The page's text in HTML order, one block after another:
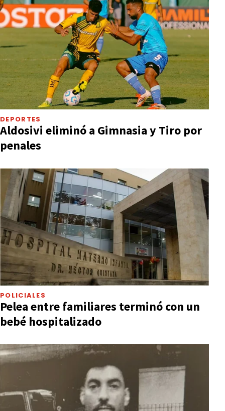
DEPORTES
Aldosivi eliminó a Gimnasia y Tiro por
penales
POLICIALES
Pelea entre familiares terminó con un
bebé hospitalizado